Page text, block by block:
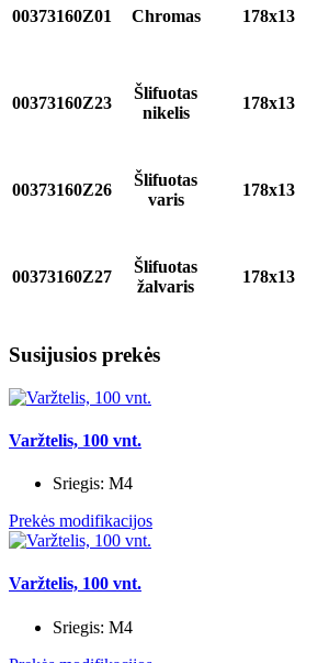
00373160Z01 Chromas 178x13
00373160Z23
Šlifuotas
nikelis
178x13
00373160Z26
Šlifuotas
varis
178x13
00373160Z27
Šlifuotas
žalvaris
178x13
Susijusios prekės
Varžtelis, 100 vnt.
Sriegis: M4
Prekės modifikacijos
Varžtelis, 100 vnt.
Sriegis: M4